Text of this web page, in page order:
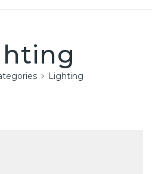
Lighting